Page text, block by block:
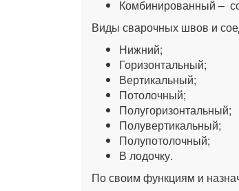
Комбинированный –
Виды сварочных швов и
Нижний;
Горизонтальный;
Вертикальный;
Потолочный;
Полугоризонтальный;
Полувертикальный;
Полупотолочный;
В лодочку.
По своим функциям и